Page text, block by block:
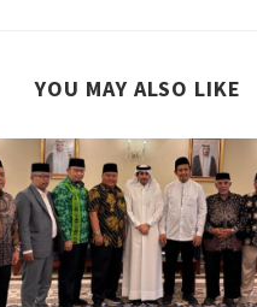
YOU MAY ALSO LIKE